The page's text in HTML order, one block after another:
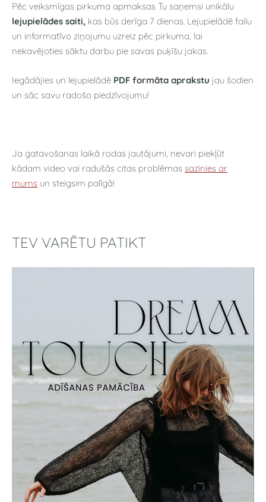
Pēc veiksmīgas pirkuma apmaksas Tu saņemsi unikālu
lejupielādes saiti, kas būs derīga 7 dienas. Lejupielādē failu
un informatīvo ziņojumu uzreiz pēc pirkuma, lai
nekavējoties sāktu darbu pie savas puķīšu jakas.
Iegādājies un lejupielādē PDF formāta aprakstu jau šodien
un sāc savu radošo piedzīvojumu!
Ja gatavošanas laikā rodas jautājumi, nevari piekļūt
kādam video vai radušās citas problēmas sazinies ar
mums un steigsim palīgā!
TEV VARĒTU PATIKT